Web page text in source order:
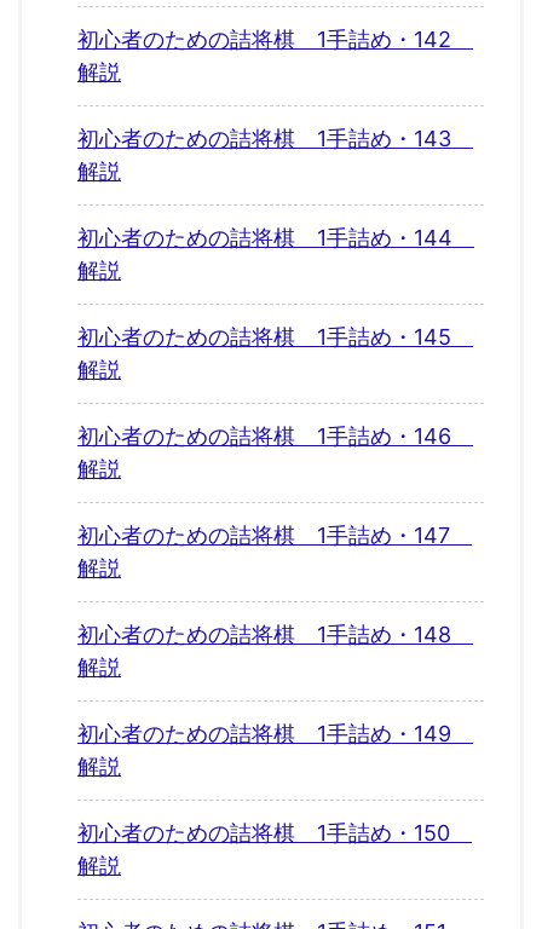
初心者のための詰将棋 1手詰め・142
解説
初心者のための詰将棋 1手詰め・143
解説
初心者のための詰将棋 1手詰め・144
解説
初心者のための詰将棋 1手詰め・145
解説
初心者のための詰将棋 1手詰め・146
解説
初心者のための詰将棋 1手詰め・147
解説
初心者のための詰将棋 1手詰め・148
解説
初心者のための詰将棋 1手詰め・149
解説
初心者のための詰将棋 1手詰め・150
解説